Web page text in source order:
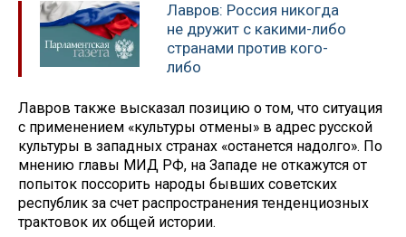
Лавров: Россия никогда
не дружит с какими-либо
странами против кого-
либо
Лавров также высказал позицию о том, что ситуация
с применением «культуры отмены» в адрес русской
культуры в западных странах «останется надолго». По
мнению главы МИД РФ, на Западе не откажутся от
попыток поссорить народы бывших советских
республик за счет распространения тенденциозных
трактовок их общей истории.